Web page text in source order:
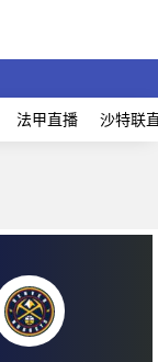
法甲直播 沙特联